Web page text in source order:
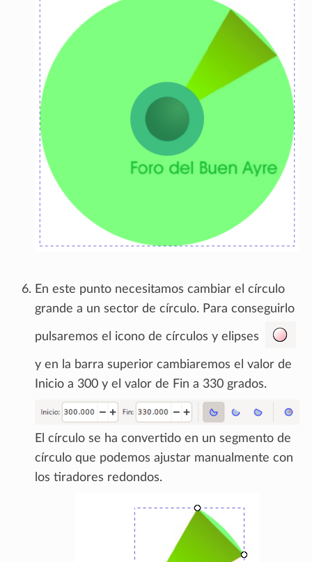
En este punto necesitamos cambiar el círculo
grande a un sector de círculo. Para conseguirlo
pulsaremos el icono de círculos y elipses
y en la barra superior cambiaremos el valor de
Inicio a 300 y el valor de Fin a 330 grados.
El círculo se ha convertido en un segmento de
círculo que podemos ajustar manualmente con
los tiradores redondos.